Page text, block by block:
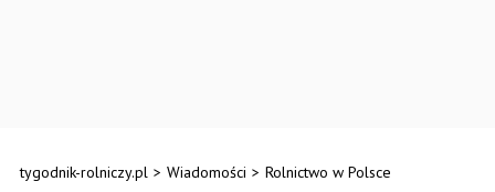
tygodnik-rolniczy.pl > Wiadomości > Rolnictwo w Polsce